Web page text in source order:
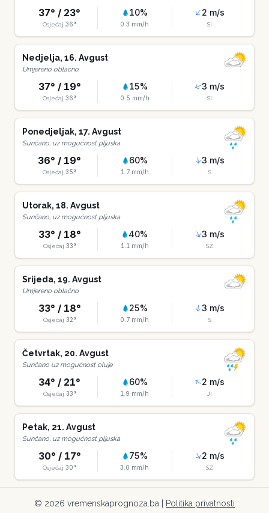
37° / 23°
Osjećaj 36°
10%
0.3 mm/h
2 m/s
SI
Nedjelja, 16. Avgust
Umjereno oblačno
37° / 19°
Osjećaj 36°
15%
0.5 mm/h
3 m/s
SI
Ponedjeljak, 17. Avgust
Sunčano, uz mogućnost pljuska
36° / 19°
Osjećaj 35°
60%
1.7mm/h
3 m/s
S
Utorak, 18. Avgust
Sunčano, uz mogućnost pljuska
33° / 18°
Osjećaj 33°
40%
1.1 mm/h
3 m/s
SZ
Srijeda, 19. Avgust
Umjereno oblačno
33° / 18°
Osjećaj 32°
25%
0.7 mm/h
3 m/s
S
Četvrtak, 20. Avgust
Sunčano uz mogućnost oluje
34° / 21°
Osjećaj 33°
60%
1.9 mm/h
2 m/s
JI
Petak, 21. Avgust
Sunčano, uz mogućnost pljuska
30° / 17°
Osjećaj 30°
75%
3.0 mm/h
2 m/s
SZ
© 2026 vremenskaprognoza.ba | Politika privatnosti